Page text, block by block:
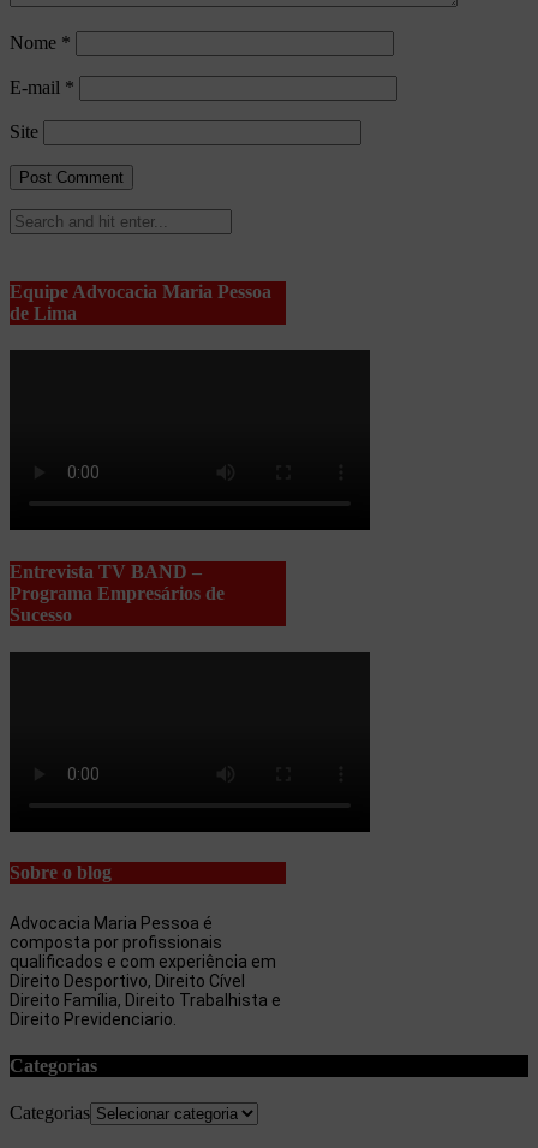
Nome *
E-mail *
Site
Equipe Advocacia Maria Pessoa
de Lima
Entrevista TV BAND –
Programa Empresários de
Sucesso
Sobre o blog
Advocacia Maria Pessoa é
composta por profissionais
qualificados e com experiência em
Direito Desportivo, Direito Cível
Direito Família, Direito Trabalhista e
Direito Previdenciario.
Categorias
Categorias